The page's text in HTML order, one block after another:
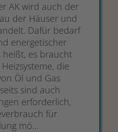
AK wird auch der
der Häuser und
Dafür bedarf
energetischer
heißt, es braucht
die
Öl und Gas
sind auch
erforderlich,
für
mö...